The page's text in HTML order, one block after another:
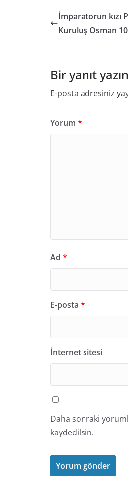
İmparatorun kızı
Kuruluş Osman
Bir yanıt yazın
E-posta adresiniz
Yorum *
Ad *
E-posta *
İnternet sitesi
Daha sonraki
kaydedilsin.